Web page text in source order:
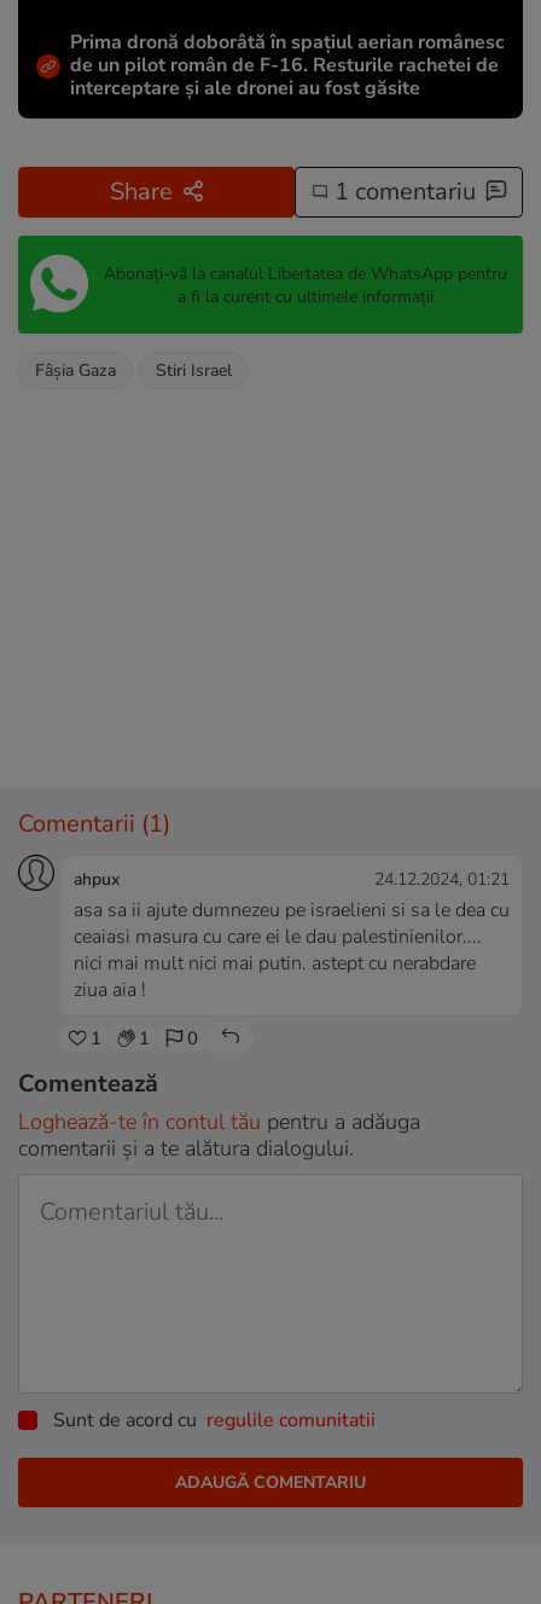
Prima dronă doborâtă în spațiul aerian românesc
de un pilot român de F-16. Resturile rachetei de
interceptare și ale dronei au fost găsite
Share 1 comentariu
Abonați-vă la canalul Libertatea de WhatsApp pentru
a fi la curent cu ultimele informații
Fâșia Gaza Stiri Israel
Comentarii (1)
ahpux 24.12.2024, 01:21
asa sa ii ajute dumnezeu pe israelieni si sa le dea cu
ceaiasi masura cu care ei le dau palestinienilor....
nici mai mult nici mai putin. astept cu nerabdare
ziua aia !
1 1 0
Comentează
Loghează-te în contul tău pentru a adăuga
comentarii și a te alătura dialogului.
Sunt de acord cu regulile comunitatii